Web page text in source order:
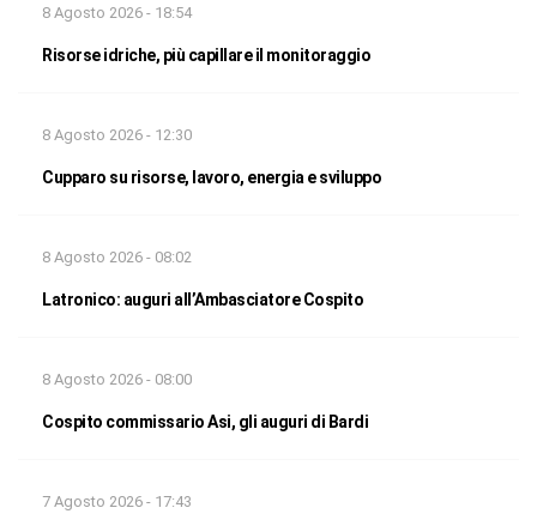
8 Agosto 2026 - 18:54
Risorse idriche, più capillare il monitoraggio
8 Agosto 2026 - 12:30
Cupparo su risorse, lavoro, energia e sviluppo
8 Agosto 2026 - 08:02
Latronico: auguri all’Ambasciatore Cospito
8 Agosto 2026 - 08:00
Cospito commissario Asi, gli auguri di Bardi
7 Agosto 2026 - 17:43